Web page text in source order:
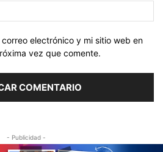
electrónico y mi sitio web en
vez que comente.
- Publicidad -